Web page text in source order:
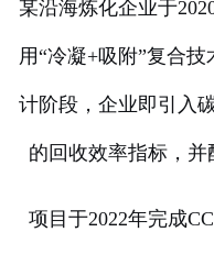
某沿海炼化企业于
用“冷凝+吸附”复合
计阶段，企业即引入
的回收效率指标，并
项目于2022年完成